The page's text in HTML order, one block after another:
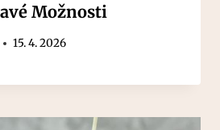
Možnosti
15. 4. 2026